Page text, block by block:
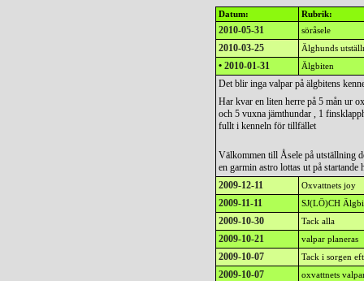
Datum: Rubrik:
2010-05-31 söråsele
2010-03-25 Älghunds
• 2010-01-31 Älgbiten
Det blir inga valpar på älgbitens
Har kvar en liten herre på 5 mån ur
och 5 vuxna jämthundar , 1
fullt i kenneln för tillfället
Välkommen till Åsele på utställning
en garmin astro lottas ut på startande
2009-12-11
Oxvattnets joy
2009-11-11 SJ(LÖ)CH
2009-10-30 Tack alla
2009-10-21 valpar planeras
2009-10-07 Tack i sorgen
2009-10-07 oxvattnets